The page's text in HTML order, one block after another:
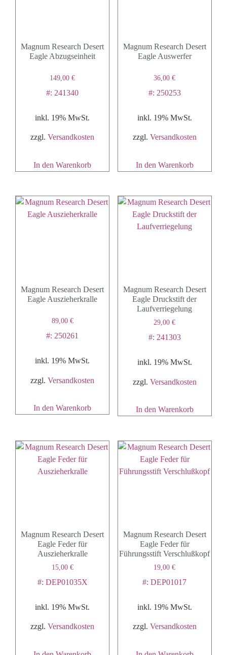
Magnum Research Desert
Eagle Abzugseinheit
149,00€
#: 241340
inkl. 19% MwSt.
zzgl.Versandkosten
In den Warenkorb
Magnum Research Desert
Eagle Auswerfer
36,00€
#: 250253
inkl. 19% MwSt.
zzgl. Versandkosten
In den Warenkorb
Magnum Research Desert
Eagle Auszieherkralle
89,00 €
#: 250261
inkl. 19% MwSt.
zzgl.Versandkosten
In den Warenkorb
Magnum Research Desert
Eagle Druckstift der
Laufverriegelung
29,00€
#: 241303
inkl. 19% MwSt.
zzgl. Versandkosten
In den Warenkorb
Magnum Research Desert
Eagle Feder für
Auszieherkralle
15,00 €
#: DEP01035X
inkl. 19% MwSt.
zzgl.Versandkosten
Magnum Research Desert
Eagle Feder für
Führungsstift Verschlußkopf
19,00€
#: DEP01017
inkl. 19% MwSt.
zzgl. Versandkosten